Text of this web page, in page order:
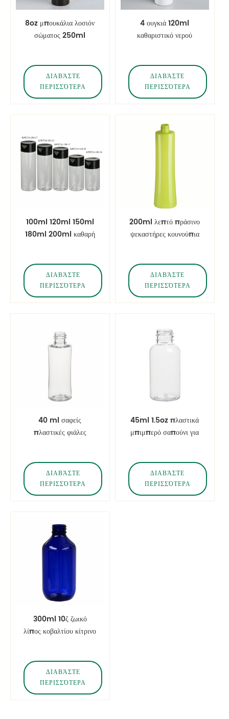
8oz μπουκάλια λοσιόν
σώματος 250ml
ΔΙΑΒΆΣΤΕ
ΠΕΡΙΣΣΌΤΕΡΑ
4 ουγκιά 120ml
καθαριστικό νερού
ΔΙΑΒΆΣΤΕ
ΠΕΡΙΣΣΌΤΕΡΑ
100ml 120ml 150ml
180ml 200ml καθαρή
γυαλιστερό λάδι σειρά
αφαίρεσης μπουκαλιών
ΔΙΑΒΆΣΤΕ
ΠΕΡΙΣΣΌΤΕΡΑ
200ml λεπτό πράσινο
ψεκαστήρες κουνούπια
ΔΙΑΒΆΣΤΕ
ΠΕΡΙΣΣΌΤΕΡΑ
40 ml σαφείς
πλαστικές φιάλες
ΔΙΑΒΆΣΤΕ
ΠΕΡΙΣΣΌΤΕΡΑ
45ml 1.5oz πλαστικά
μπιμπερό σαπούνι για
ΔΙΑΒΆΣΤΕ
ΠΕΡΙΣΣΌΤΕΡΑ
300ml 10ζ ζωικό
λίπος κοβαλτίου κίτρινο
συσκευασίας
ΔΙΑΒΆΣΤΕ
ΠΕΡΙΣΣΌΤΕΡΑ